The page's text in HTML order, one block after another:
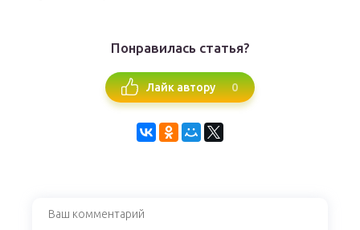
Понравилась статья?
Лайк автору 0